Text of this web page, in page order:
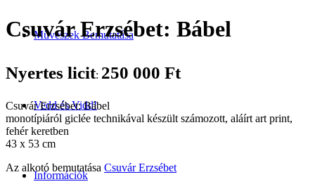
Művészek Bemutatása
Vedd és Vidd!
Információk
Csuvár Erzsébet: Bábel
Nyertes licit: 250 000 Ft
Csuvár Erzsébet: Bábel
monotípiáról giclée technikával készült számozott, aláírt art print,
fehér keretben
43 x 53 cm
Az alkotó bemutatása Csuvár Erzsébet